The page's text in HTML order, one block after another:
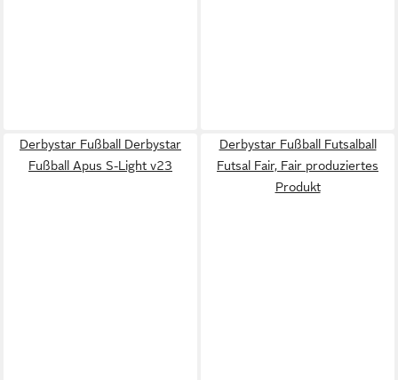
Derbystar Fußball Derbystar
Fußball Apus S-Light v23
Derbystar Fußball Futsalball
Futsal Fair, Fair produziertes
Produkt